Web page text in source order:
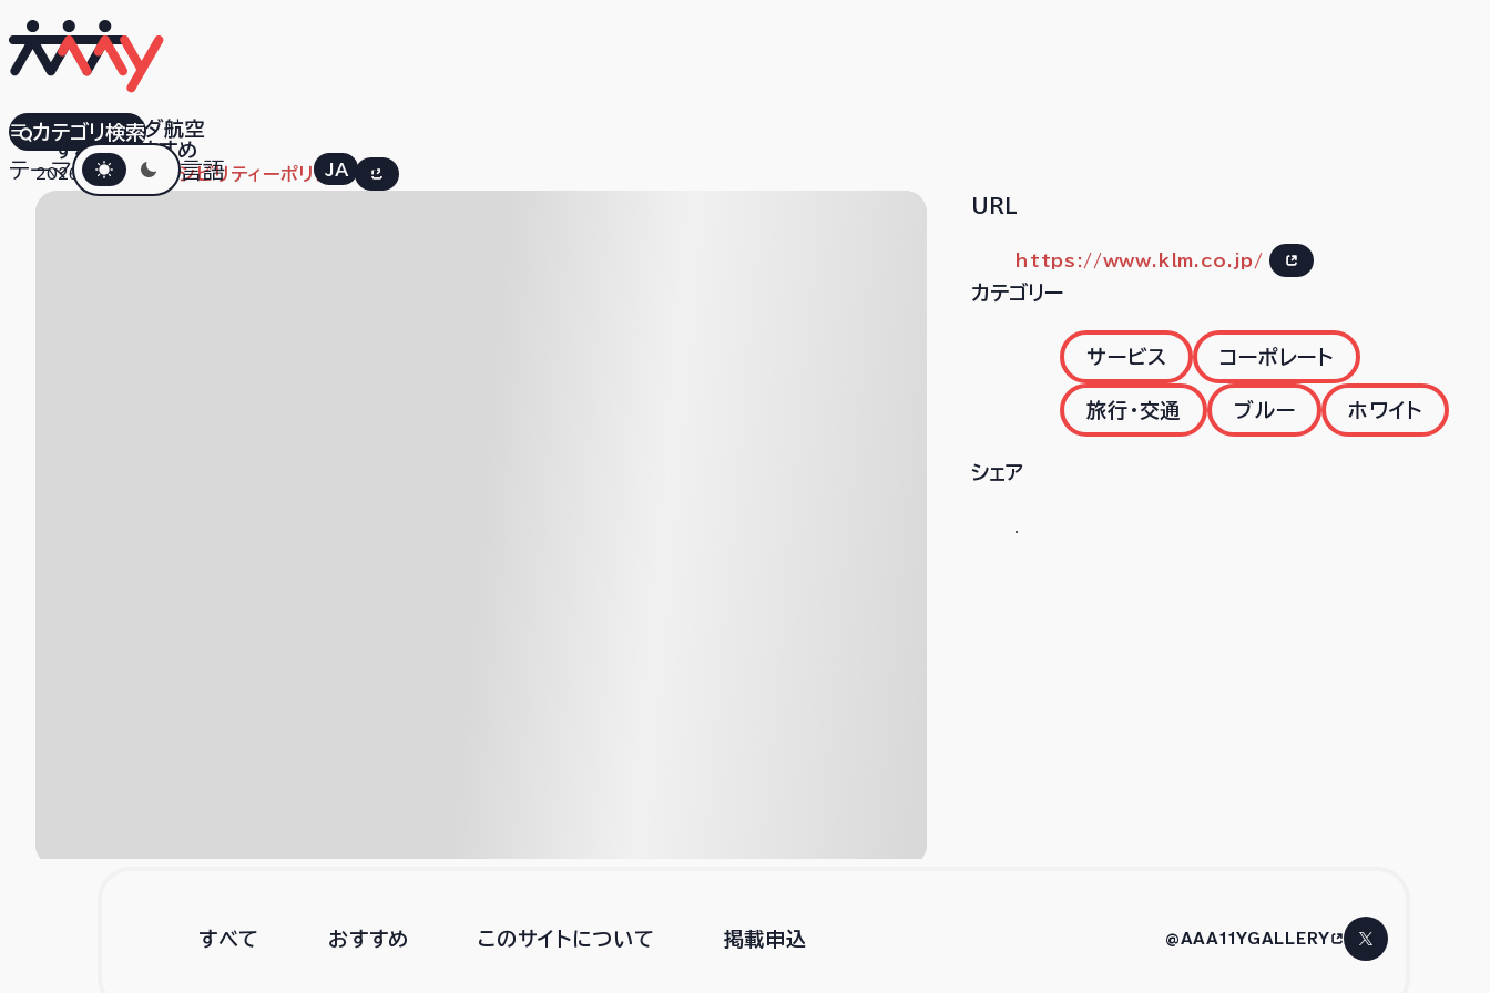
すべておすすめ
テーマダークモード言語 JA EN
カテゴリ検索
KLMオランダ航空
2026.01.29 アクセシビリティーポリシー
URL
https://www.klm.co.jp/
カテゴリー
サービス コーポレート
旅行・交通 ブルー ホワイト
シェア
すべて おすすめ このサイトについて 掲載申込 @AAA11YGALLERY